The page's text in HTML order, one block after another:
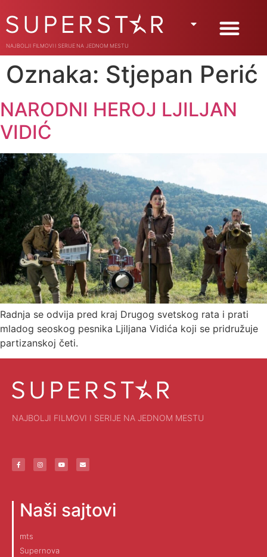
NAJBOLJI FILMOVI I SERIJE NA JEDNOM MESTU
Oznaka: Stjepan Perić
NARODNI HEROJ LJILJAN
VIDIĆ
Radnja se odvija pred kraj Drugog svetskog rata i prati
mladog seoskog pesnika Ljiljana Vidića koji se pridružuje
partizanskoj četi.
NAJBOLJI FILMOVI I SERIJE NA JEDNOM MESTU
Naši sajtovi
mts
Supernova